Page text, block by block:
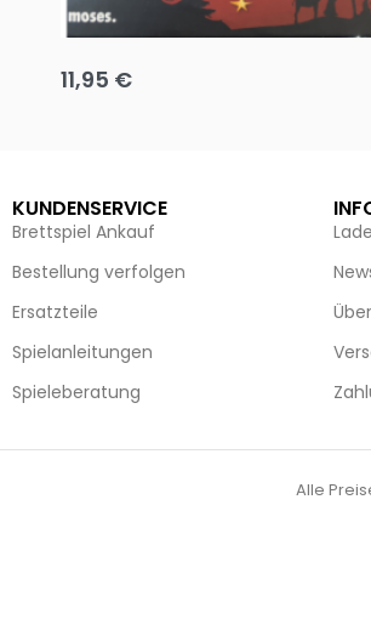
Oh, heilige Nacht!
11,95 €
KUNDENSERVICE
Brettspiel Ankauf
Bestellung verfolgen
Ersatzteile
Spielanleitungen
Spieleberatung
Alle